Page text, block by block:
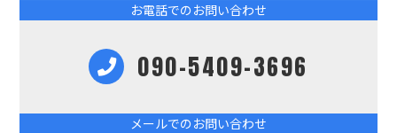
お電話でのお問い合わせ
090-5409-3696
メールでのお問い合わせ